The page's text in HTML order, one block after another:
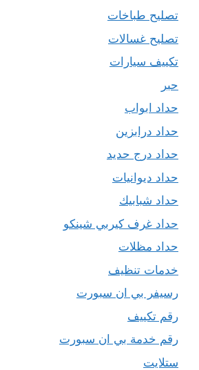
تصليح طباخات
تصليح غسالات
تكييف سيارات
حبر
حداد ابواب
حداد درابزين
حداد درج حديد
حداد ديوانيات
حداد شبابيك
حداد غرف كيربي شينكو
حداد مظلات
خدمات تنظيف
رسيفر بي ان سبورت
رقم تكييف
رقم خدمة بي ان سبورت
ستلايت